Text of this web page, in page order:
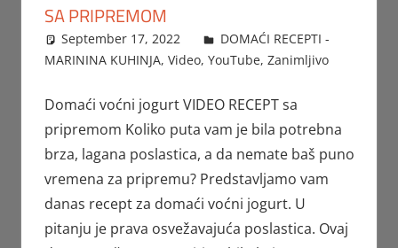
SA PRIPREMOM
September 17, 2022 FTorgAdmin
DOMAĆI RECEPTI -
MARININA KUHINJA, Video, YouTube, Zanimljivo
Domaći voćni jogurt VIDEO RECEPT sa
pripremom Koliko puta vam je bila potrebna
brza, lagana poslastica, a da nemate baš puno
vremena za pripremu? Predstavljamo vam
danas recept za domaći voćni jogurt. U
pitanju je prava osvežavajuća poslastica. Ovaj